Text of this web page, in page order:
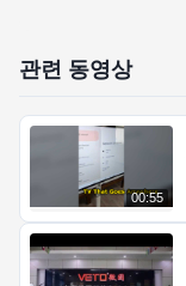
관련 동영상
00:55